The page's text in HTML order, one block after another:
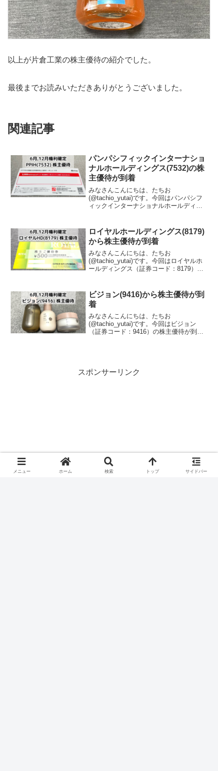
以上が片倉工業の株主優待の紹介でした。
最後までお読みいただきありがとうございました。
関連記事
パンパシフィックインターナショ
ナルホールディングス(7532)の株
主優待が到着
みなさんこんにちは、たちお
(@tachio_yutai)です。今回はパンパシフ
ィックインターナショナルホールディン
紹介します。パンパシフィックインター
ナショナルホー...
ロイヤルホールディングス(8179)
から株主優待が到着
みなさんこんにちは、たちお
(@tachio_yutai)です。今回はロイヤルホ
ールディングス（証券コード：8179）の
ディングスはどんな会社？ロイヤルホー
ルディングス株...
ビジョン(9416)から株主優待が到
着
みなさんこんにちは、たちお
(@tachio_yutai)です。今回はビジョン
（証券コード：9416）の株主優待が到着
スポンサーリンク
メニュー ホーム 検索 トップ サイドバー